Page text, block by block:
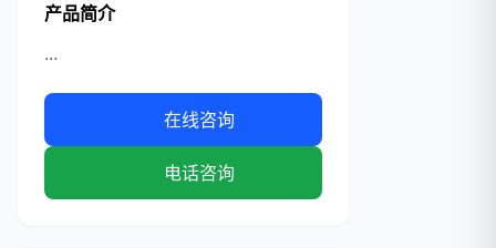
产品简介
...
在线咨询
电话咨询